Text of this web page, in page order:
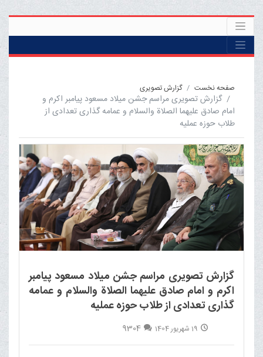
صفحه نخست گزارش تصویری
گزارش تصویری مراسم جشن میلاد مسعود پیامبر اکرم و
امام صادق علیهما الصلاة والسلام و عمامه گذاری تعدادی از
طلاب حوزه عملیه
گزارش تصویری مراسم جشن میلاد مسعود پیامبر
اکرم و امام صادق علیهما الصلاة والسلام و عمامه
گذاری تعدادی از طلاب حوزه عملیه
19 شهریور 1404 9304